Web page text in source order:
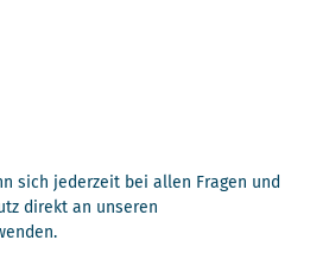
sich jederzeit bei allen Fragen und
direkt an unseren